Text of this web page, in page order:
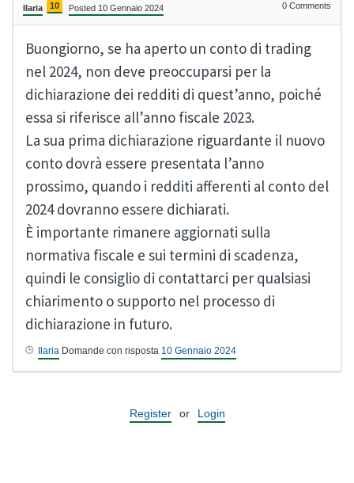
Ilaria 10 Posted 10 Gennaio 2024 0 Comments
Buongiorno, se ha aperto un conto di trading
nel 2024, non deve preoccuparsi per la
dichiarazione dei redditi di quest’anno, poiché
essa si riferisce all’anno fiscale 2023.
La sua prima dichiarazione riguardante il nuovo
conto dovrà essere presentata l’anno
prossimo, quando i redditi afferenti al conto del
2024 dovranno essere dichiarati.
È importante rimanere aggiornati sulla
normativa fiscale e sui termini di scadenza,
quindi le consiglio di contattarci per qualsiasi
chiarimento o supporto nel processo di
dichiarazione in futuro.
Ilaria Domande con risposta 10 Gennaio 2024
Register or Login